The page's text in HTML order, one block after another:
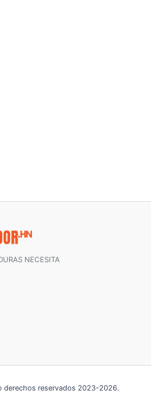
NECESITA
derechos reservados 2023-2026.